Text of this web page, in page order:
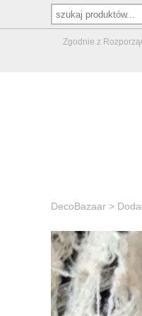
Zgodnie z
DecoBazaar >